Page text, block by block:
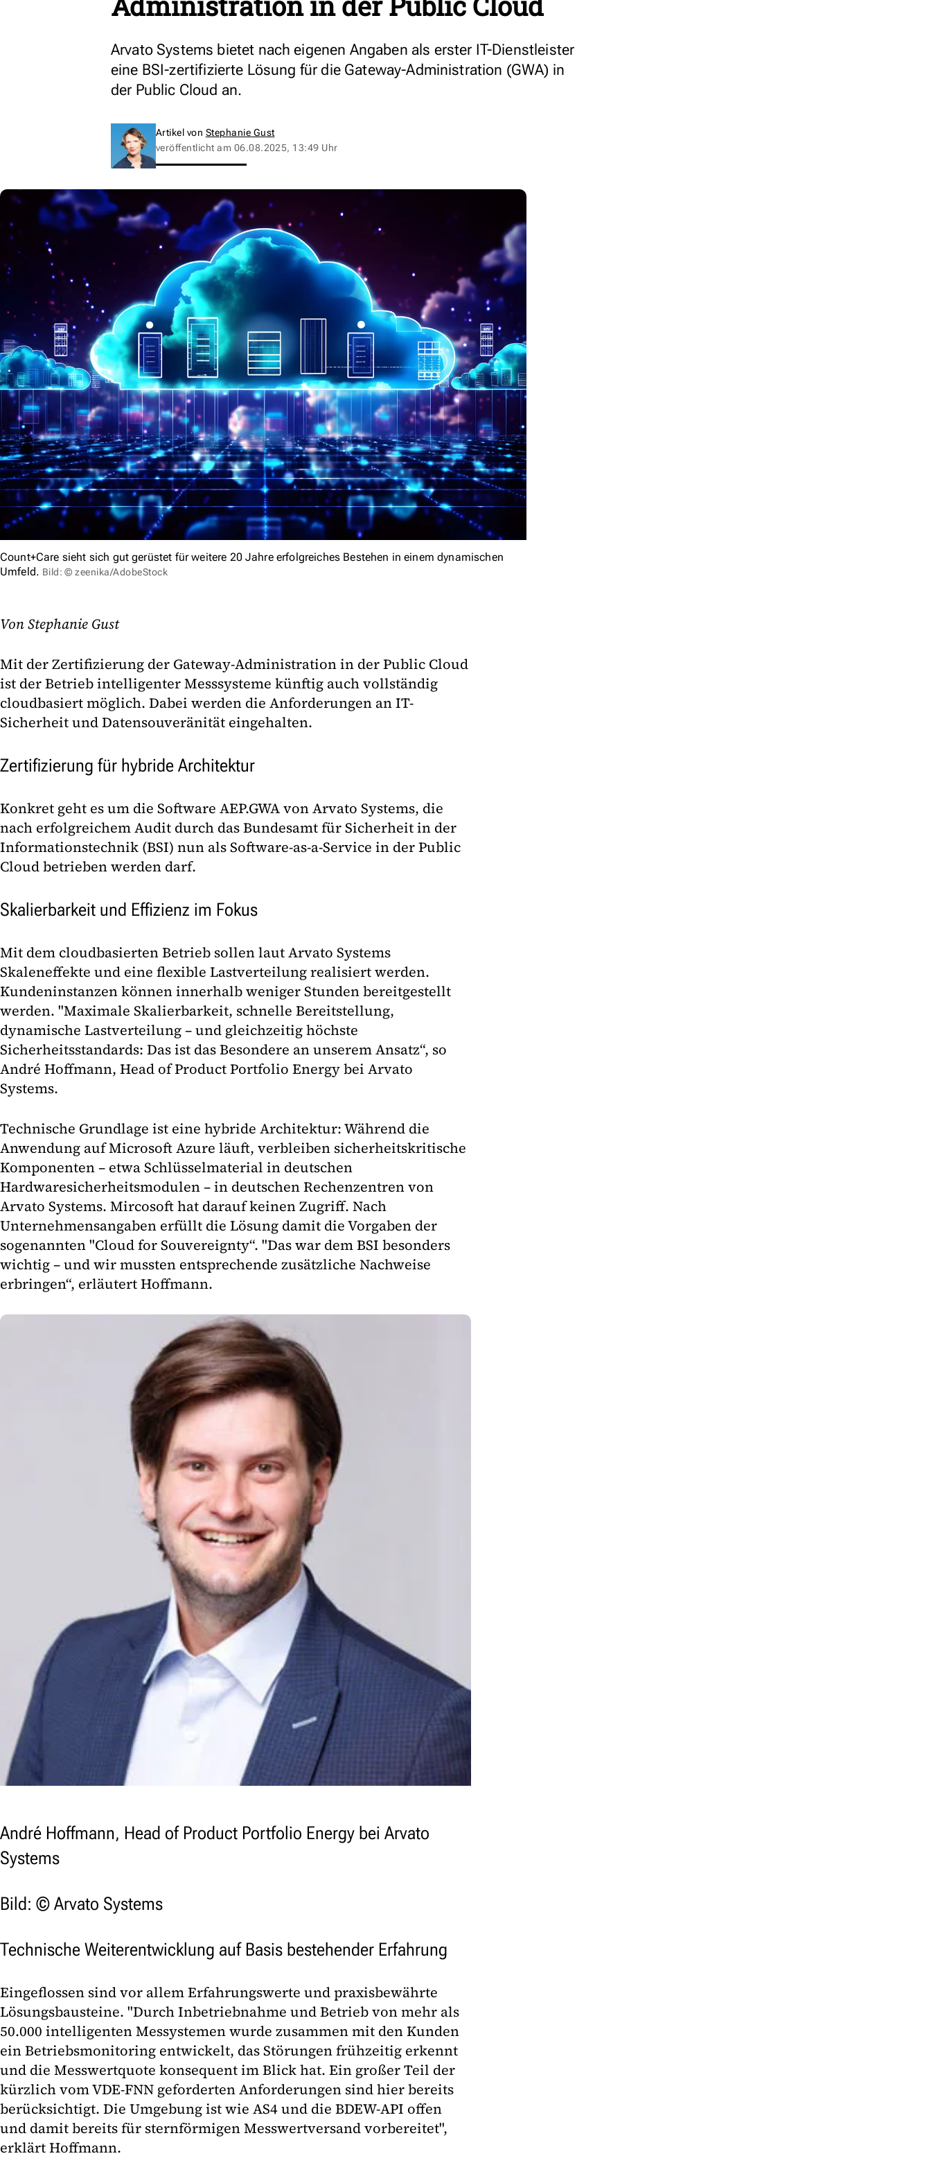
Arvato Systems bietet nach eigenen Angaben als erster IT-Dienstleister
eine BSI-zertifizierte Lösung für die Gateway-Administration (GWA) in
der Public Cloud an.
Artikel von Stephanie Gust
veröffentlicht am 06.08.2025, 13:49 Uhr
Count+Care sieht sich gut gerüstet für weitere 20 Jahre erfolgreiches Bestehen in einem dynamischen
Umfeld. Bild: © zeenika/AdobeStock
Von Stephanie Gust
Mit der Zertifizierung der Gateway-Administration in der Public Cloud
ist der Betrieb intelligenter Messsysteme künftig auch vollständig
cloudbasiert möglich. Dabei werden die Anforderungen an IT-
Sicherheit und Datensouveränität eingehalten.
Zertifizierung für hybride Architektur
Konkret geht es um die Software AEP.GWA von Arvato Systems, die
nach erfolgreichem Audit durch das Bundesamt für Sicherheit in der
Informationstechnik (BSI) nun als Software-as-a-Service in der Public
Cloud betrieben werden darf.
Skalierbarkeit und Effizienz im Fokus
Mit dem cloudbasierten Betrieb sollen laut Arvato Systems
Skaleneffekte und eine flexible Lastverteilung realisiert werden.
Kundeninstanzen können innerhalb weniger Stunden bereitgestellt
werden. "Maximale Skalierbarkeit, schnelle Bereitstellung,
dynamische Lastverteilung – und gleichzeitig höchste
Sicherheitsstandards: Das ist das Besondere an unserem Ansatz“, so
André Hoffmann, Head of Product Portfolio Energy bei Arvato
Systems.
Technische Grundlage ist eine hybride Architektur: Während die
Anwendung auf Microsoft Azure läuft, verbleiben sicherheitskritische
Komponenten – etwa Schlüsselmaterial in deutschen
Hardwaresicherheitsmodulen – in deutschen Rechenzentren von
Arvato Systems. Mircosoft hat darauf keinen Zugriff. Nach
Unternehmensangaben erfüllt die Lösung damit die Vorgaben der
sogenannten "Cloud for Souvereignty“. "Das war dem BSI besonders
wichtig – und wir mussten entsprechende zusätzliche Nachweise
erbringen“, erläutert Hoffmann.
André Hoffmann, Head of Product Portfolio Energy bei Arvato
Systems
Bild: © Arvato Systems
Technische Weiterentwicklung auf Basis bestehender Erfahrung
Eingeflossen sind vor allem Erfahrungswerte und praxisbewährte
Lösungsbausteine. "Durch Inbetriebnahme und Betrieb von mehr als
50.000 intelligenten Messystemen wurde zusammen mit den Kunden
ein Betriebsmonitoring entwickelt, das Störungen frühzeitig erkennt
und die Messwertquote konsequent im Blick hat. Ein großer Teil der
kürzlich vom VDE-FNN geforderten Anforderungen sind hier bereits
berücksichtigt. Die Umgebung ist wie AS4 und die BDEW-API offen
und damit bereits für sternförmigen Messwertversand vorbereitet",
erklärt Hoffmann.